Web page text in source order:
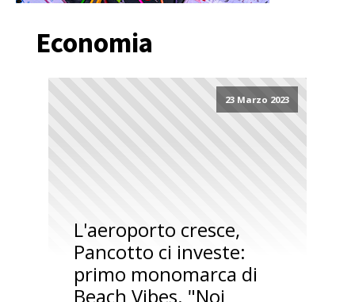
Economia
23 Marzo 2023
L'aeroporto cresce,
Pancotto ci investe:
primo monomarca di
Beach Vibes. "Noi